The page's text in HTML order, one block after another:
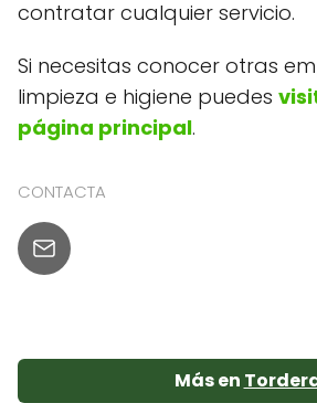
contratar cualquier servicio.
Si necesitas conocer otras
limpieza e higiene puedes
página principal.
CONTACTA
Más en